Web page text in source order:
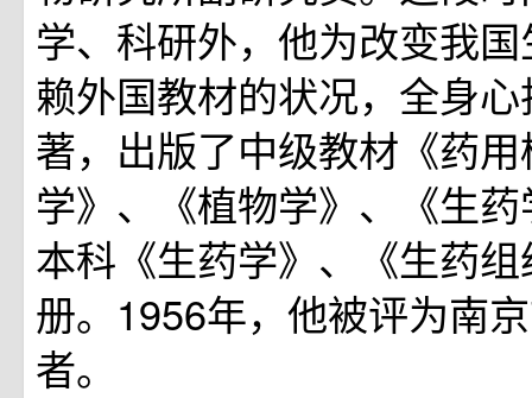
学、科研外，他为改变我
赖外国教材的状况，全身
著，出版了中级教材《药
学》、《植物学》、《生
本科《生药学》、《生药
册。1956年，他被评为南
者。